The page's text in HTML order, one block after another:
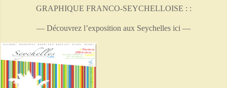
GRAPHIQUE FRANCO-SEYCHELLOISE : :
— Découvrez l’exposition aux Seychelles ici —